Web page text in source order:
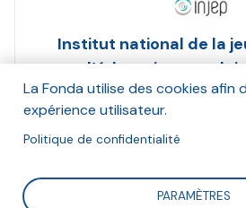
Institut national de la
l’éducation
Et Emmanuel
Janvier 2025
La Fonda utilise des cookies afin
expérience utilisateur.
Politique de confidentialité
PARAMÈTRES